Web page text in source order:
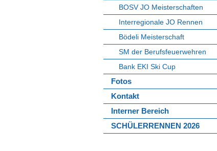
BOSV JO Meisterschaften
Interregionale JO Rennen
Bödeli Meisterschaft
SM der Berufsfeuerwehren
Bank EKI Ski Cup
Fotos
Kontakt
Interner Bereich
SCHÜLERRENNEN 2026